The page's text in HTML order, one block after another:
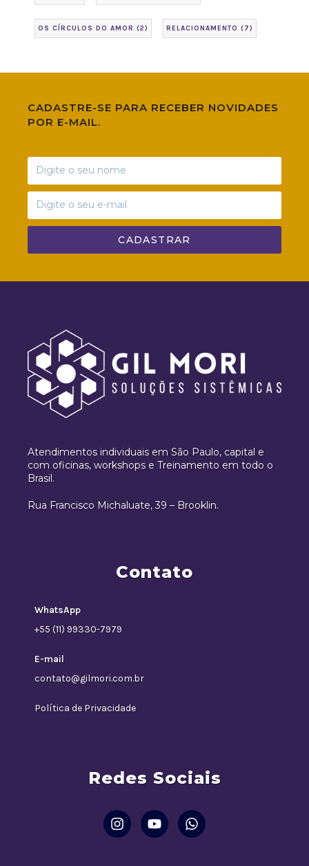
OS CÍRCULOS DO AMOR (2) RELACIONAMENTO (7)
CADASTRE-SE PARA RECEBER NOVIDADES
POR E-MAIL.
CADASTRAR
Atendimentos individuais em São Paulo, capital e
com oficinas, workshops e Treinamento em todo o
Brasil.
Rua Francisco Michaluate, 39 – Brooklin.
Contato
WhatsApp
+55 (11) 99330-7979
E-mail
contato@gilmori.com.br
Política de Privacidade
Redes Sociais